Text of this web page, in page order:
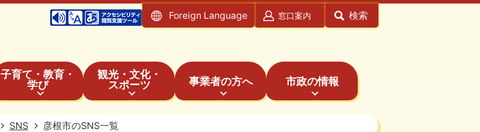
Foreign Language 窓口案内 検索
子育て・教育・
学び
観光・文化・
スポーツ
事業者の方へ 市政の情報
SNS 彦根市のSNS一覧